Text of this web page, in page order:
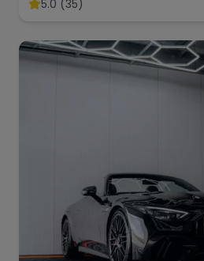
Range Rover Corvette
5.0 (35)